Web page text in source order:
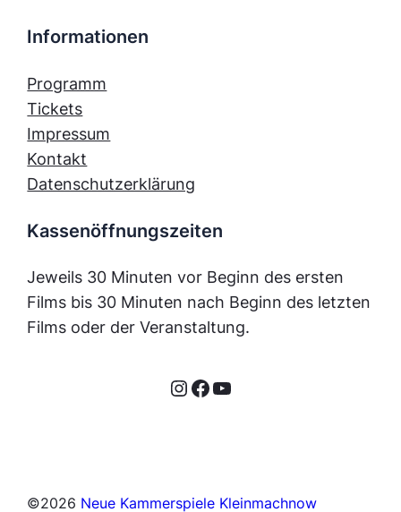
Informationen
Programm
Tickets
Impressum
Kontakt
Datenschutzerklärung
Kassenöffnungszeiten
Jeweils 30 Minuten vor Beginn des ersten
Films bis 30 Minuten nach Beginn des letzten
Films oder der Veranstaltung.
Instagram Facebook YouTube
©2026 Neue Kammerspiele Kleinmachnow